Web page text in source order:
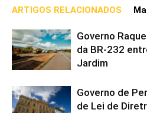
ARTIGOS RELACIONADOS
Governo
da BR-232
Jardim
Governo de
de Lei de